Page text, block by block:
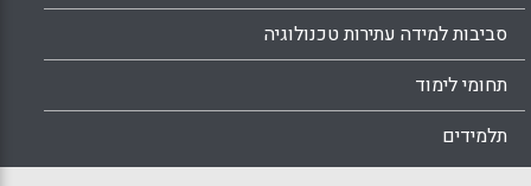
סביבות למידה עתירות טכנולוגיה
תחומי לימוד
תלמידים